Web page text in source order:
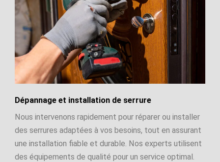
Dépannage et installation de serrure
Nous intervenons rapidement pour réparer ou installer
des serrures adaptées à vos besoins, tout en assurant
une installation fiable et durable. Nos experts utilisent
des équipements de qualité pour un service optimal.